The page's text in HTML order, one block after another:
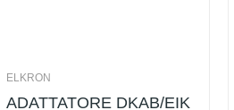
ELKRON
ADATTATORE DKAB/EIK